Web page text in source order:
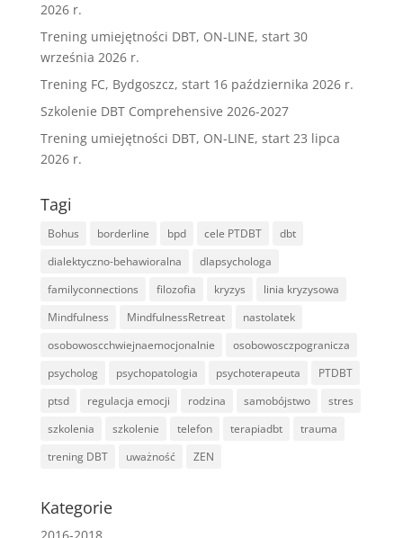
2026 r.
Trening umiejętności DBT, ON-LINE, start 30
września 2026 r.
Trening FC, Bydgoszcz, start 16 października 2026 r.
Szkolenie DBT Comprehensive 2026-2027
Trening umiejętności DBT, ON-LINE, start 23 lipca
2026 r.
Tagi
Bohus borderline bpd cele PTDBT
dbt
dialektyczno-behawioralna
dlapsychologa
familyconnections
filozofia kryzys
linia kryzysowa
Mindfulness
MindfulnessRetreat
nastolatek
osobowoscchwiejnaemocjonalnie
osobowosczpogranicza
psycholog
psychopatologia psychoterapeuta
PTDBT
ptsd
regulacja emocji rodzina samobójstwo
stres
szkolenia
szkolenie telefon terapiadbt
trauma
trening DBT
uważność ZEN
Kategorie